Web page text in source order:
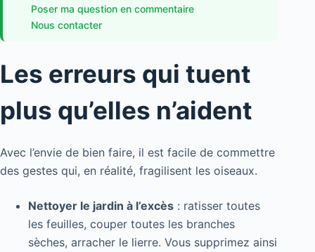
Poser ma question en commentaire
Nous contacter
Les erreurs qui tuent
plus qu’elles n’aident
Avec l’envie de bien faire, il est facile de commettre
des gestes qui, en réalité, fragilisent les oiseaux.
Nettoyer le jardin à l’excès : ratisser toutes
les feuilles, couper toutes les branches
sèches, arracher le lierre. Vous supprimez ainsi